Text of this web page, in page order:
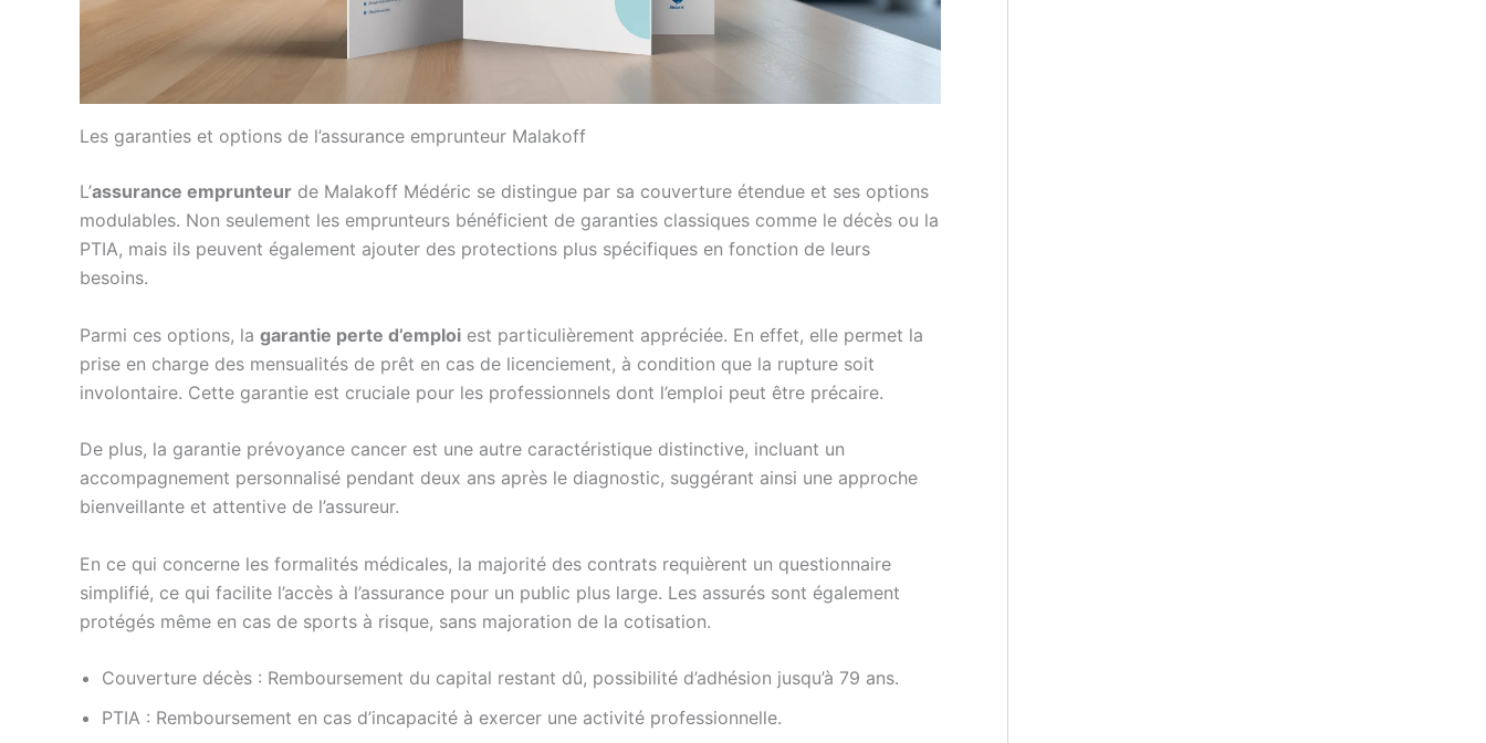
Les garanties et options de l’assurance emprunteur Malakoff
L’assurance emprunteur de Malakoff Médéric se distingue par sa couverture étendue et ses options
modulables. Non seulement les emprunteurs bénéficient de garanties classiques comme le décès ou la
PTIA, mais ils peuvent également ajouter des protections plus spécifiques en fonction de leurs
besoins.
Parmi ces options, la garantie perte d’emploi est particulièrement appréciée. En effet, elle permet la
prise en charge des mensualités de prêt en cas de licenciement, à condition que la rupture soit
involontaire. Cette garantie est cruciale pour les professionnels dont l’emploi peut être précaire.
De plus, la garantie prévoyance cancer est une autre caractéristique distinctive, incluant un
accompagnement personnalisé pendant deux ans après le diagnostic, suggérant ainsi une approche
bienveillante et attentive de l’assureur.
En ce qui concerne les formalités médicales, la majorité des contrats requièrent un questionnaire
simplifié, ce qui facilite l’accès à l’assurance pour un public plus large. Les assurés sont également
protégés même en cas de sports à risque, sans majoration de la cotisation.
Couverture décès : Remboursement du capital restant dû, possibilité d’adhésion jusqu’à 79 ans.
PTIA : Remboursement en cas d’incapacité à exercer une activité professionnelle.